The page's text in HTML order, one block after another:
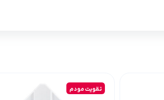
تقویت مودم